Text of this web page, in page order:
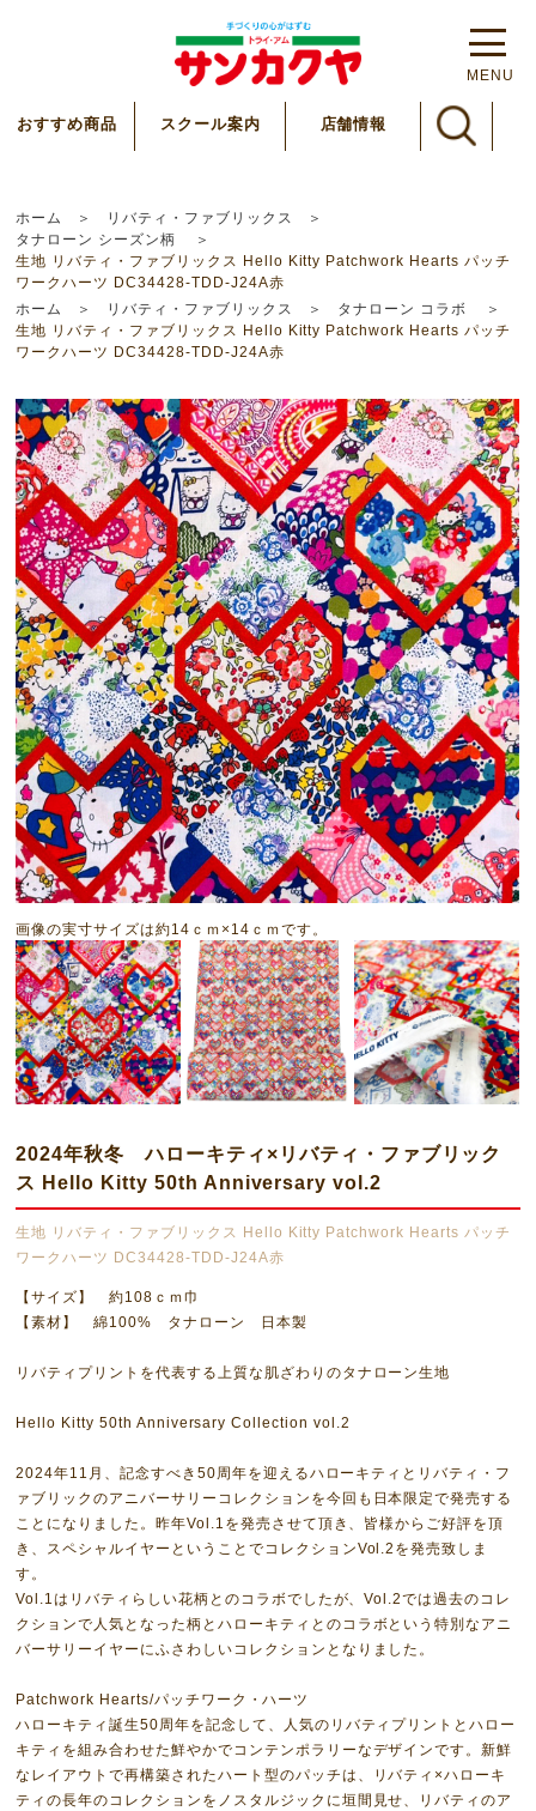
MENU
おすすめ商品 スクール案内 店舗情報
ホーム
リバティ・ファブリックス
タナローン シーズン柄
生地 リバティ・ファブリックス Hello Kitty Patchwork Hearts パッチ
ワークハーツ DC34428-TDD-J24A赤
ホーム
リバティ・ファブリックス
タナローン コラボ
生地 リバティ・ファブリックス Hello Kitty Patchwork Hearts パッチ
ワークハーツ DC34428-TDD-J24A赤
画像の実寸サイズは約14ｃｍ×14ｃｍです。
2024年秋冬 ハローキティ×リバティ・ファブリック
ス Hello Kitty 50th Anniversary vol.2
生地 リバティ・ファブリックス Hello Kitty Patchwork Hearts パッチ
ワークハーツ DC34428-TDD-J24A赤
【サイズ】 約108ｃｍ巾
【素材】 綿100% タナローン 日本製
リバティプリントを代表する上質な肌ざわりのタナローン生地
Hello Kitty 50th Anniversary Collection vol.2
2024年11月、記念すべき50周年を迎えるハローキティとリバティ・フ
ァブリックのアニバーサリーコレクションを今回も日本限定で発売する
ことになりました。昨年Vol.1を発売させて頂き、皆様からご好評を頂
き、スペシャルイヤーということでコレクションVol.2を発売致しま
す。
Vol.1はリバティらしい花柄とのコラボでしたが、Vol.2では過去のコレ
クションで人気となった柄とハローキティとのコラボという特別なアニ
バーサリーイヤーにふさわしいコレクションとなりました。
Patchwork Hearts/パッチワーク・ハーツ
ハローキティ誕生50周年を記念して、人気のリバティプリントとハロー
キティを組み合わせた鮮やかでコンテンポラリーなデザインです。新鮮
なレイアウトで再構築されたハート型のパッチは、リバティ×ハローキ
ティの長年のコレクションをノスタルジックに垣間見せ、リバティのア